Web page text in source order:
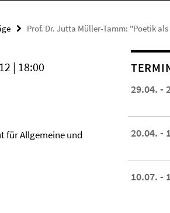
Prof. Dr. Jutta Müller-Tamm: "Poetik
| 18:00
für Allgemeine und
29.04. -
20.04. -
10.07. -